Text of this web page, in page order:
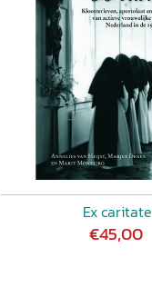
Ex caritate
€45,00